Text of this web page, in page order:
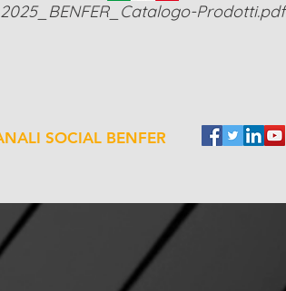
2025_BENFER_Catalogo-Prodotti.pdf
SOCIAL BENFER